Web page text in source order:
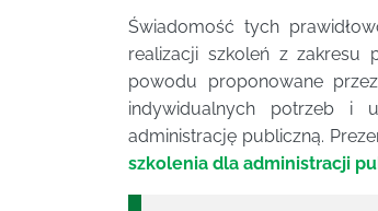
Świadomość tych
realizacji szkoleń z zakresu
powodu proponowane
indywidualnych potrzeb i
administrację publiczną.
szkolenia dla administracji